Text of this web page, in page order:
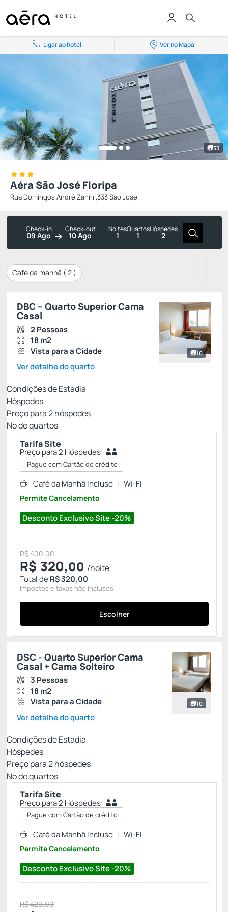
Ligar ao hotel Ver no Mapa
33
Aéra São José Floripa
Rua Domingos André Zanini,333 Sao Jose
Check-in
09 Ago
Check-out
10 Ago
Noites
1
Quartos
1
Hóspedes
2
Café da manhã ( 2)
10
DBC – Quarto Superior Cama
Casal
2 Pessoas
18 m2
Vista para a Cidade
Ver detalhe do quarto
Condições de Estadia
Hóspedes
Preço para2hóspedes
Nº de quartos
Tarifa Site
Preço para 2 Hóspedes:
Pague com Cartão de crédito
Desconto Exclusivo Site -20%
Café da Manhã Incluso Wi-FI
Permite Cancelamento
R$ 400,00
R$ 320,00 /noite
Total deR$ 320,00
Impostos e taxas não inclusos
Escolher
10
DSC - Quarto Superior Cama
Casal + Cama Solteiro
3 Pessoas
18 m2
Vista para a Cidade
Ver detalhe do quarto
Condições de Estadia
Hóspedes
Preço para2hóspedes
Nº de quartos
Tarifa Site
Preço para 2 Hóspedes:
Pague com Cartão de crédito
Desconto Exclusivo Site -20%
Café da Manhã Incluso Wi-FI
Permite Cancelamento
R$ 420,00